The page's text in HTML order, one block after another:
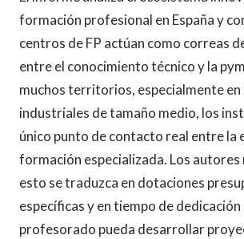
formación profesional en España y
centros de FP actúan como correas
entre el conocimiento técnico y la
muchos territorios, especialmente en
industriales de tamaño medio, los
único punto de contacto real entre la
formación especializada. Los autores
esto se traduzca en dotaciones
específicas y en tiempo de dedicación
profesorado pueda desarrollar